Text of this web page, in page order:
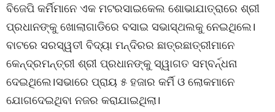
ବିଜେପି କର୍ମିମାନେ ଏକ ମଟରସାଇକେଲ ଶୋଭାଯାତ୍ରାରେ ଶ୍ରୀ
ପ୍ରଧାନଙ୍କୁ ଖୋଲାଗାଡିରେ ବସାଇ ସଭାସ୍ଥଲକୁ ନେଇଥିଲେ।
ବାଟରେ ସରସ୍ୱତୀ ବିଦ୍ୟା ମନ୍ଦିରର ଛାତ୍ରଛାତ୍ରୀମାନେ
କେନ୍ଦ୍ରମନ୍ତ୍ରୀ ଶ୍ରୀ ପ୍ରଧାନଙ୍କୁ ସ୍ୱାଗତ ସମ୍ବର୍ନ୍ଧନା
ଦେଇଥିଲେ।ସଭାରେ ପ୍ରାୟ ୫ ହଜାର କର୍ମି ଓ ଲୋକମାନେ
ଯୋଗଦେଇଥିବା ନଜର କରାଯାଇଥିଲା।